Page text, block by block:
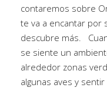
contaremos sobre
te va a encantar por
descubre más.
se siente un
alrededor zonas
algunas aves y sentir